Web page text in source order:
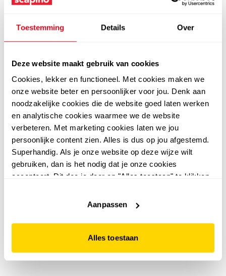
Toestemming Details Over
Deze website maakt gebruik van cookies
Cookies, lekker en functioneel. Met cookies maken we
onze website beter en persoonlijker voor jou. Denk aan
noodzakelijke cookies die de website goed laten werken
en analytische cookies waarmee we de website
verbeteren. Met marketing cookies laten we jou
persoonlijke content zien. Alles is dus op jou afgestemd.
Superhandig. Als je onze website op deze wijze wilt
gebruiken, dan is het nodig dat je onze cookies
accepteert. Dit doe je door op "Alles toestaan" te klikken.
website niet optimaal functioneert.
Aanpassen
Alles toestaan